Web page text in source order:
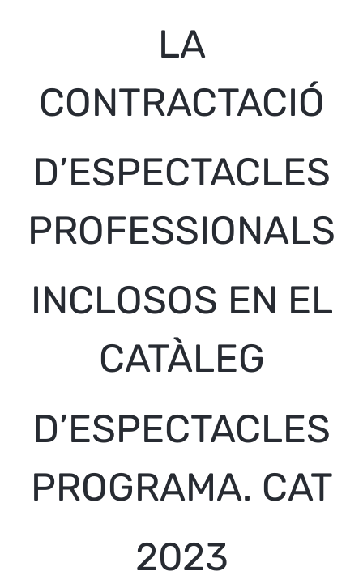
LA
CONTRACTACIÓ
D’ESPECTACLES
PROFESSIONALS
INCLOSOS EN EL
CATÀLEG
D’ESPECTACLES
PROGRAMA. CAT
2023